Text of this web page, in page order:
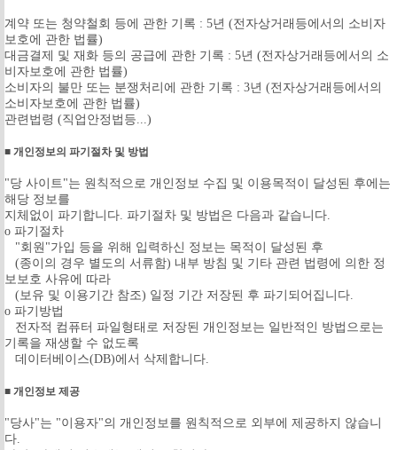
계약 또는 청약철회 등에 관한 기록 : 5년 (전자상거래등에서의 소비자
보호에 관한 법률)
대금결제 및 재화 등의 공급에 관한 기록 : 5년 (전자상거래등에서의 소
비자보호에 관한 법률)
소비자의 불만 또는 분쟁처리에 관한 기록 : 3년 (전자상거래등에서의
소비자보호에 관한 법률)
관련법령 (직업안정법등...)
■ 개인정보의 파기절차 및 방법
"당 사이트"는 원칙적으로 개인정보 수집 및 이용목적이 달성된 후에는
해당 정보를
지체없이 파기합니다. 파기절차 및 방법은 다음과 같습니다.
ο 파기절차
"회원"가입 등을 위해 입력하신 정보는 목적이 달성된 후
(종이의 경우 별도의 서류함) 내부 방침 및 기타 관련 법령에 의한 정
보보호 사유에 따라
(보유 및 이용기간 참조) 일정 기간 저장된 후 파기되어집니다.
ο 파기방법
전자적 컴퓨터 파일형태로 저장된 개인정보는 일반적인 방법으로는
기록을 재생할 수 없도록
데이터베이스(DB)에서 삭제합니다.
■ 개인정보 제공
"당사"는 "이용자"의 개인정보를 원칙적으로 외부에 제공하지 않습니
다.